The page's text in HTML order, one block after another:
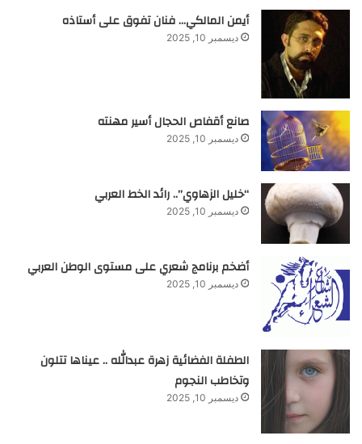
أيمن المالكي… فنان تفوق على أستاذه
ديسمبر 10, 2025
صانع أقفاص الحجال أسير مهنته
ديسمبر 10, 2025
“خليل الزهاوي”.. رائد الخط العربي
ديسمبر 10, 2025
أضخم برنامج شعري على مستوى الوطن العربي
ديسمبر 10, 2025
الطفلة الفضائية زهرة عبدالله .. عيناها تتلون
وتخاطب النجوم
ديسمبر 10, 2025